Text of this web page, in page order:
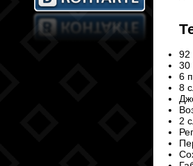
92
30
6
8
2